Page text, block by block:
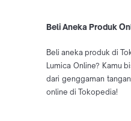
Beli Aneka Produk
Beli aneka produk di
Lumica Online? Kamu
dari genggaman
online di Tokopedia!